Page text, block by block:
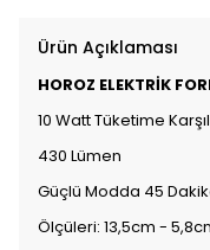
Ürün Açıklaması
HOROZ ELEKTRİK
10 Watt Tüketime
430 Lümen
Güçlü Modda 45
Ölçüleri: 13,5cm -